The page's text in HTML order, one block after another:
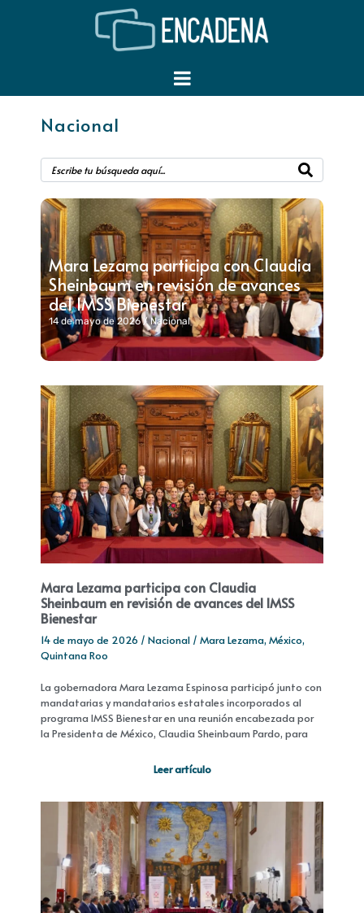
Nacional
Mara Lezama participa con Claudia
Sheinbaum en revisión de avances
del IMSS Bienestar
14 de mayo de 2026 / Nacional
Mara Lezama participa con Claudia
Sheinbaum en revisión de avances del IMSS
Bienestar
14 de mayo de 2026 / Nacional / Mara Lezama, México,
Quintana Roo
La gobernadora Mara Lezama Espinosa participó junto con
mandatarias y mandatarios estatales incorporados al
programa IMSS Bienestar en una reunión encabezada por
la Presidenta de México, Claudia Sheinbaum Pardo, para
Leer artículo